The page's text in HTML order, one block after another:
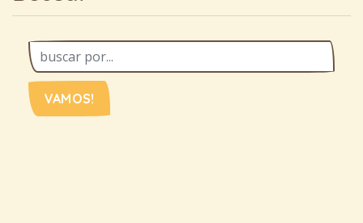
VAMOS!